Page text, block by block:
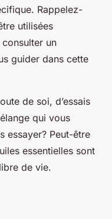
Rappelez-
utilisées
consulter un
guider dans cette
de soi, d’essais
qui vous
essayer? Peut-être
essentielles sont
de vie.